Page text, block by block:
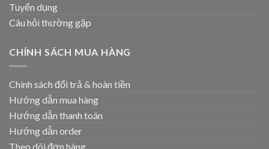
Tuyển dụng
Câu hỏi thường gặp
CHÍNH SÁCH MUA HÀNG
Chính sách đổi trả & hoàn tiền
Hướng dẫn mua hàng
Hướng dẫn thanh toán
Hướng dẫn order
Theo dõi đơn hàng